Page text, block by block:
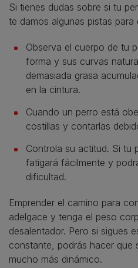
Si tienes dudas sobre si tu
te damos algunas pistas para
Observa el cuerpo de tu
forma y sus curvas
demasiada grasa
en la cintura.
Cuando un perro está
costillas y contarlas
Controla su actitud. Si tu
fatigará fácilmente y
dificultad.
Emprender el camino para
adelgace y tenga el peso
desalentador. Pero si sigues
constante, podrás hacer que
mucho más dinámico.